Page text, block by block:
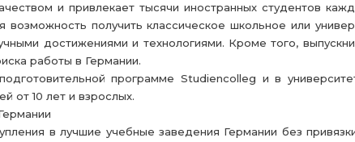
и привлекает тысячи иностранных студентов
возможность получить классическое школьное или
достижениями и технологиями. Кроме того,
работы в Германии.
программе Studiencolleg и в
от 10 лет и взрослых.
в лучшие учебные заведения Германии без